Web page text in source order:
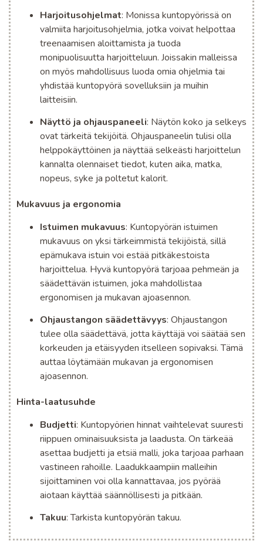
Harjoitusohjelmat: Monissa kuntopyörissä on
valmiita harjoitusohjelmia, jotka voivat helpottaa
treenaamisen aloittamista ja tuoda
monipuolisuutta harjoitteluun. Joissakin malleissa
on myös mahdollisuus luoda omia ohjelmia tai
yhdistää kuntopyörä sovelluksiin ja muihin
laitteisiin.
Näyttö ja ohjauspaneeli: Näytön koko ja selkeys
ovat tärkeitä tekijöitä. Ohjauspaneelin tulisi olla
helppokäyttöinen ja näyttää selkeästi harjoittelun
kannalta olennaiset tiedot, kuten aika, matka,
nopeus, syke ja poltetut kalorit.
Mukavuus ja ergonomia
Istuimen mukavuus: Kuntopyörän istuimen
mukavuus on yksi tärkeimmistä tekijöistä, sillä
epämukava istuin voi estää pitkäkestoista
harjoittelua. Hyvä kuntopyörä tarjoaa pehmeän ja
säädettävän istuimen, joka mahdollistaa
ergonomisen ja mukavan ajoasennon.
Ohjaustangon säädettävyys: Ohjaustangon
tulee olla säädettävä, jotta käyttäjä voi säätää sen
korkeuden ja etäisyyden itselleen sopivaksi. Tämä
auttaa löytämään mukavan ja ergonomisen
ajoasennon.
Hinta-laatusuhde
Budjetti: Kuntopyörien hinnat vaihtelevat suuresti
riippuen ominaisuuksista ja laadusta. On tärkeää
asettaa budjetti ja etsiä malli, joka tarjoaa parhaan
vastineen rahoille. Laadukkaampiin malleihin
sijoittaminen voi olla kannattavaa, jos pyörää
aiotaan käyttää säännöllisesti ja pitkään.
Takuu: Tarkista kuntopyörän takuu.